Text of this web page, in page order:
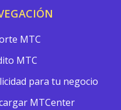
MTC
MTC
para tu negocio
MTCenter